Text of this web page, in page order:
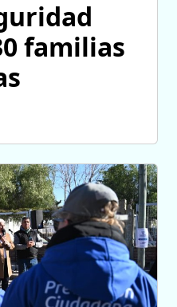
familias